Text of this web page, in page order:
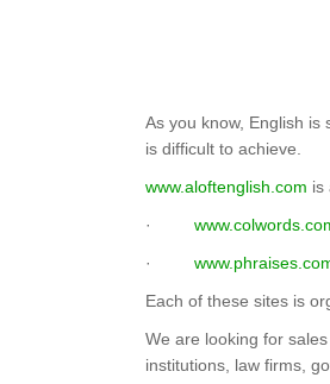
As you know, English is
is difficult to achieve.
www.aloftenglish.com is
·
·
Each of these sites is
We are looking for
institutions, law firms,